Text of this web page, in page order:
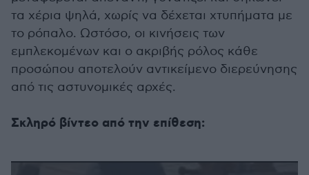
τα χέρια ψηλά, χωρίς να δέχεται χτυπήματα με
το ρόπαλο. Ωστόσο, οι κινήσεις των
εμπλεκομένων και ο ακριβής ρόλος κάθε
προσώπου αποτελούν αντικείμενο διερεύνησης
από τις αστυνομικές αρχές.
Σκληρό βίντεο από την επίθεση: